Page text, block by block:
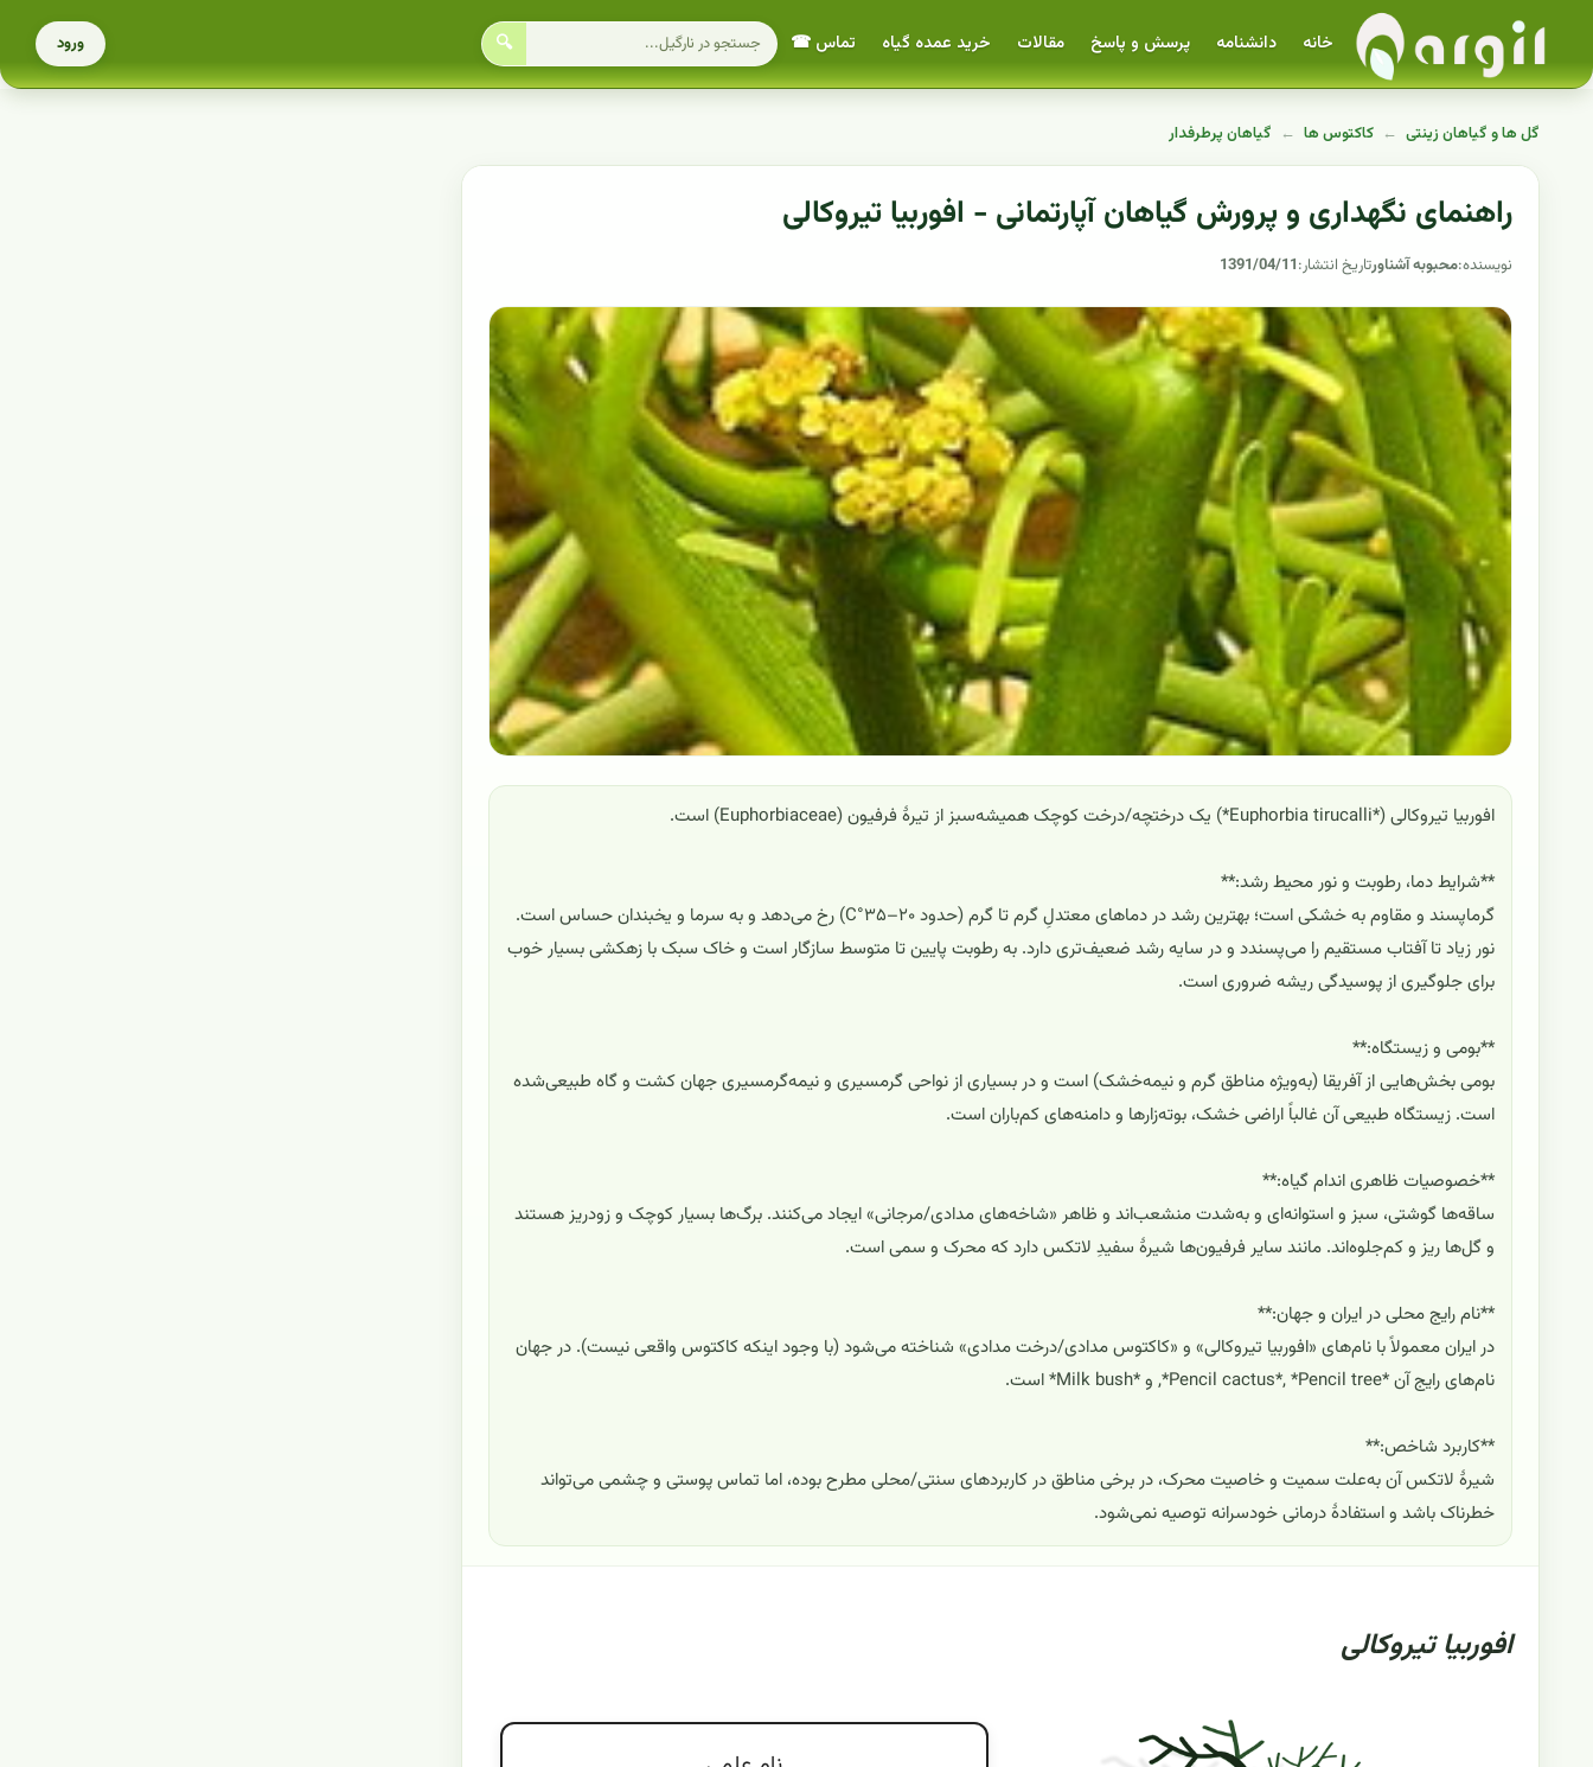
خانه دانشنامه پرسش و پاسخ مقالات خرید عمده گیاه تماس ☎ 🔍 ورود
گل ها و گیاهان زینتی ← کاکتوس ها ← گیاهان پرطرفدار
راهنمای نگهداری و پرورش گیاهان آپارتمانی - افوربیا تیروکالی
نویسنده:محبوبه آشناورتاریخ انتشار:1391/04/11
افوربیا تیروکالی (*Euphorbia tirucalli*) یک درختچه/درخت کوچک همیشه‌سبز از تیرهٔ فرفیون (Euphorbiaceae) است.
**شرایط دما، رطوبت و نور محیط رشد:**
گرماپسند و مقاوم به خشکی است؛ بهترین رشد در دماهای معتدلِ گرم تا گرم (حدود ۲۰–۳۵°C) رخ می‌دهد و به سرما و یخبندان حساس است.
نور زیاد تا آفتاب مستقیم را می‌پسندد و در سایه رشد ضعیف‌تری دارد. به رطوبت پایین تا متوسط سازگار است و خاک سبک با زهکشی بسیار خوب
برای جلوگیری از پوسیدگی ریشه ضروری است.
**بومی و زیستگاه:**
بومی بخش‌هایی از آفریقا (به‌ویژه مناطق گرم و نیمه‌خشک) است و در بسیاری از نواحی گرمسیری و نیمه‌گرمسیری جهان کشت و گاه طبیعی‌شده
است. زیستگاه طبیعی آن غالباً اراضی خشک، بوته‌زارها و دامنه‌های کم‌باران است.
**خصوصیات ظاهری اندام گیاه:**
ساقه‌ها گوشتی، سبز و استوانه‌ای و به‌شدت منشعب‌اند و ظاهر «شاخه‌های مدادی/مرجانی» ایجاد می‌کنند. برگ‌ها بسیار کوچک و زودریز هستند
و گل‌ها ریز و کم‌جلوه‌اند. مانند سایر فرفیون‌ها شیرهٔ سفیدِ لاتکس دارد که محرک و سمی است.
**نام رایج محلی در ایران و جهان:**
در ایران معمولاً با نام‌های «افوربیا تیروکالی» و «کاکتوس مدادی/درخت مدادی» شناخته می‌شود (با وجود اینکه کاکتوس واقعی نیست). در جهان
نام‌های رایج آن *Pencil cactus*, *Pencil tree*, و *Milk bush* است.
**کاربرد شاخص:**
شیرهٔ لاتکس آن به‌علت سمیت و خاصیت محرک، در برخی مناطق در کاربردهای سنتی/محلی مطرح بوده، اما تماس پوستی و چشمی می‌تواند
خطرناک باشد و استفادهٔ درمانی خودسرانه توصیه نمی‌شود.
افوربیا تیروکالی